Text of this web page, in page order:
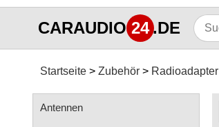
CARAUDIO 24.DE
Startseite Zubehör Radioadapter
Antennen